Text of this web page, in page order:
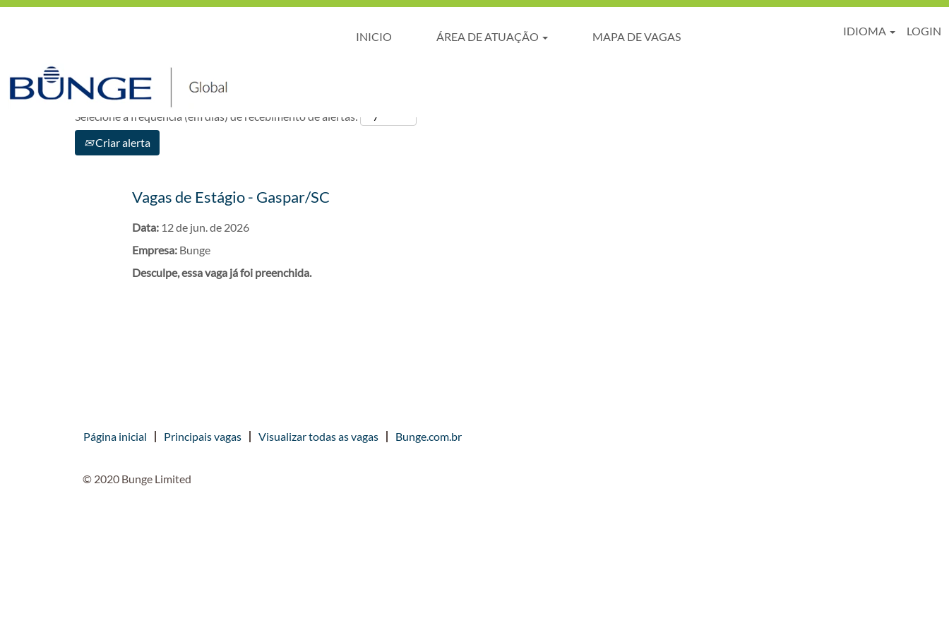
INICIO ÁREA DE ATUAÇÃO MAPA DE VAGAS IDIOMA
LOGIN
Selecione a frequência (em dias) de recebimento de alertas:
Criar alerta
Vagas de Estágio - Gaspar/SC
Data: 12 de jun. de 2026
Empresa: Bunge
Desculpe, essa vaga já foi preenchida.
Página inicial Principais vagas Visualizar todas as vagas Bunge.com.br
© 2020 Bunge Limited